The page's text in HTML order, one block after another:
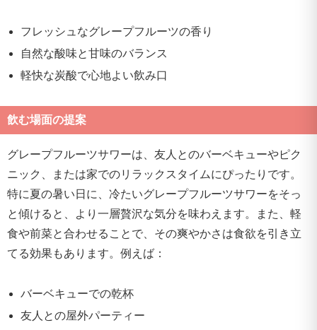
フレッシュなグレープフルーツの香り
自然な酸味と甘味のバランス
軽快な炭酸で心地よい飲み口
飲む場面の提案
グレープフルーツサワーは、友人とのバーベキューやピク
ニック、または家でのリラックスタイムにぴったりです。
特に夏の暑い日に、冷たいグレープフルーツサワーをそっ
と傾けると、より一層贅沢な気分を味わえます。また、軽
食や前菜と合わせることで、その爽やかさは食欲を引き立
てる効果もあります。例えば：
バーベキューでの乾杯
友人との屋外パーティー